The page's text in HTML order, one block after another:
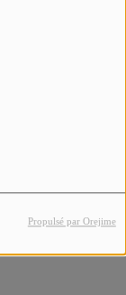
Propulsé par Orejime
et pizzas). Accueil
(jusqu'à 40